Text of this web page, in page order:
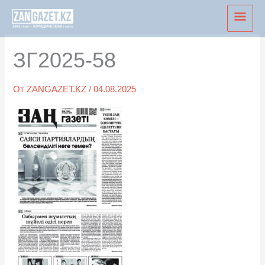
Перейти
содержимому
ЗГ2025-58
ОтZANGAZET.KZ/04.08.2025